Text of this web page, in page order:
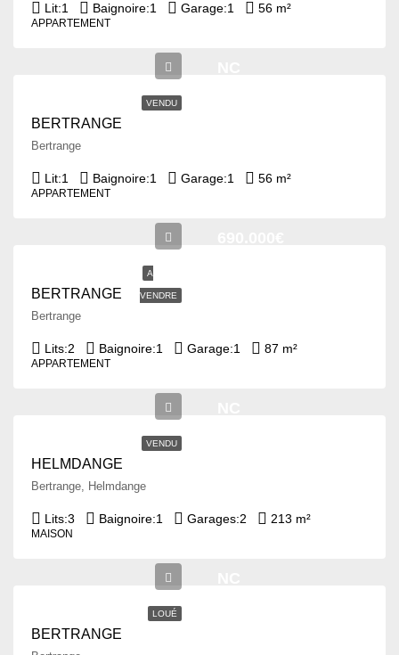
Lit:1 Baignoire:1 Garage:1 56 m²
APPARTEMENT
VENDU
BERTRANGE
Bertrange
Lit:1 Baignoire:1 Garage:1 56 m²
APPARTEMENT
A
VENDRE
BERTRANGE
Bertrange
Lits:2 Baignoire:1 Garage:1 87 m²
APPARTEMENT
VENDU
HELMDANGE
Bertrange, Helmdange
Lits:3 Baignoire:1 Garages:2 213 m²
MAISON
LOUÉ
BERTRANGE